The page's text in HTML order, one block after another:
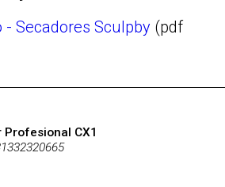
- Secadores Sculpby (pdf
Profesional CX1